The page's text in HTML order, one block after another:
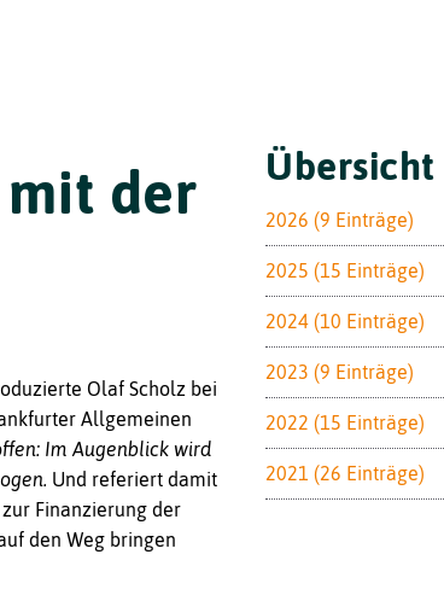
der
Olaf Scholz bei
Allgemeinen
Im Augenblick wird
Und referiert damit
Finanzierung der
den Weg bringen
Übersicht
2026 (9 Einträge)
2025 (15 Einträge)
2024 (10 Einträge)
2023 (9 Einträge)
2022 (15 Einträge)
2021 (26 Einträge)